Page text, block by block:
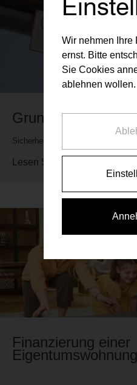
Grundbuch -
Sicherheit auf Schiene
Lesen Sie mehr...
Finanzierung einer
Eigentumswohnung
Wir nehmen Ihre
ernst. Bitte
Sie Cookies
ablehnen wollen.